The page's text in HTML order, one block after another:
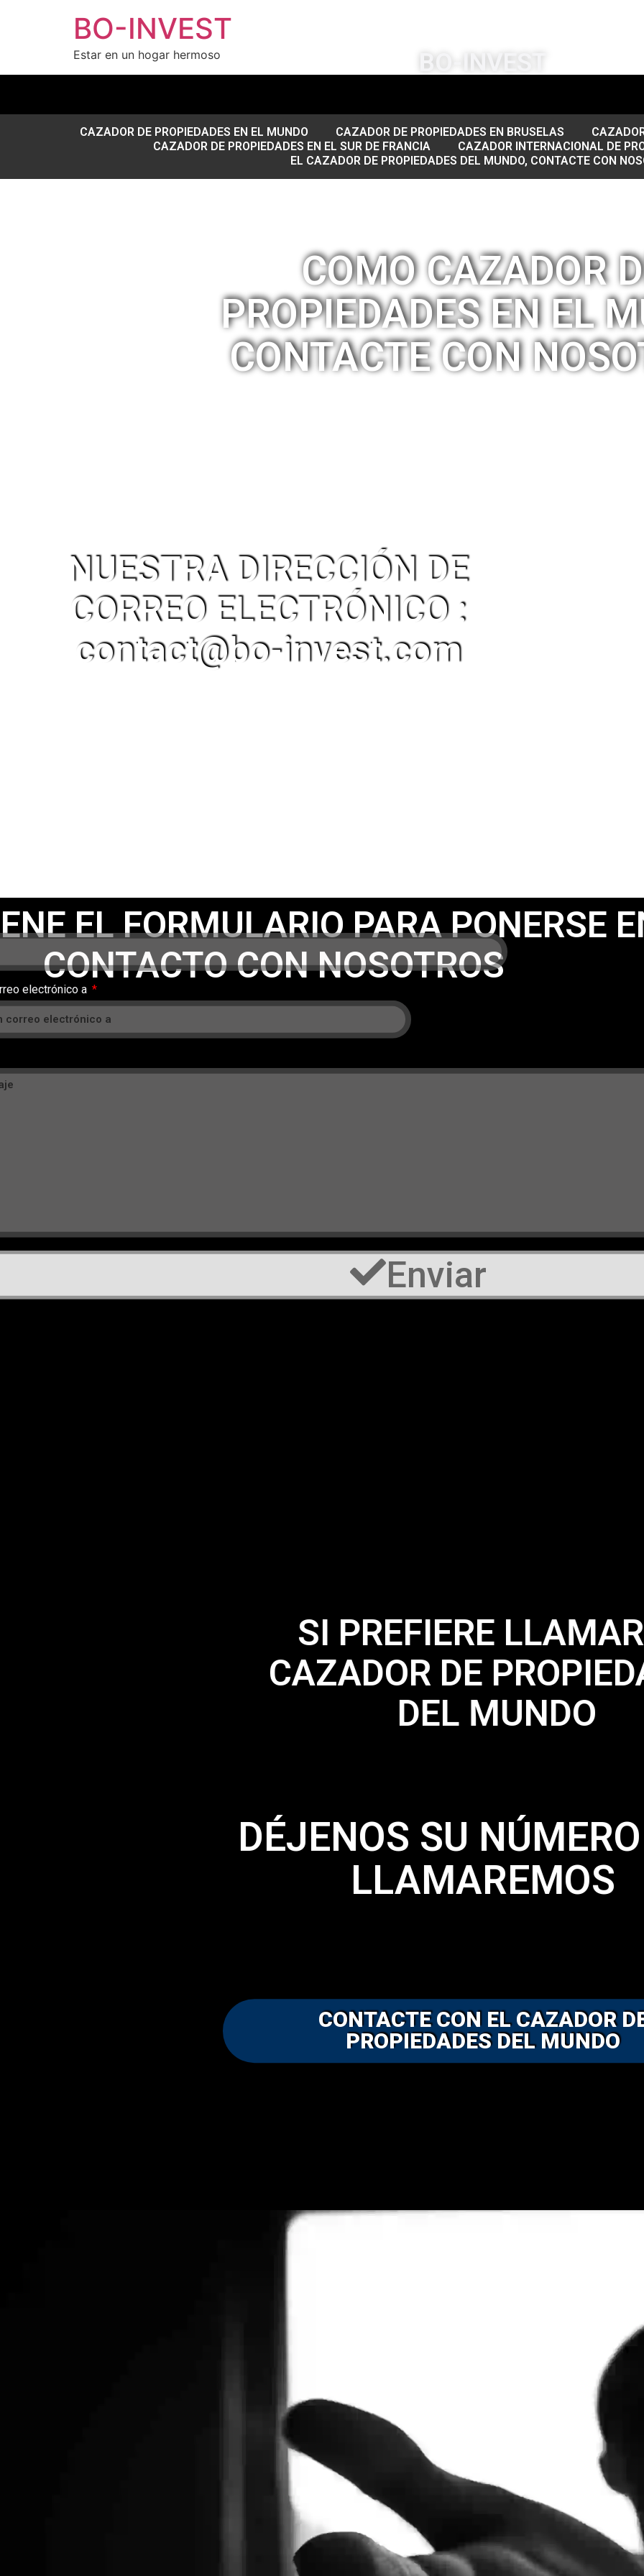
BO-INVEST
Estar en un hogar hermoso BO-INVEST
CAZADOR DE PROPIEDADES EN EL MUNDO CAZADOR DE PROPIEDADES EN BRUSELAS
CAZADOR DE PROPIEDADES EN EL SUR DE FRANCIA
CAZADOR INTERNACIONAL DE
EL CAZADOR DE PROPIEDADES DEL MUNDO, CONTACTE CON
COMO CAZADOR
PROPIEDADES EN EL
CONTACTE CON
NUESTRA DIRECCIÓN DE
CORREO ELECTRÓNICO :
contact@bo-invest.com
EL FORMULARIO PARA PONERSE
CONTACTO CON NOSOTROS
electrónico a
Enviar
SI PREFIERE
CAZADOR DE
DEL MUNDO
DÉJENOS SU
LLAMAREMOS
CONTACTE CON EL CAZADOR
PROPIEDADES DEL MUNDO